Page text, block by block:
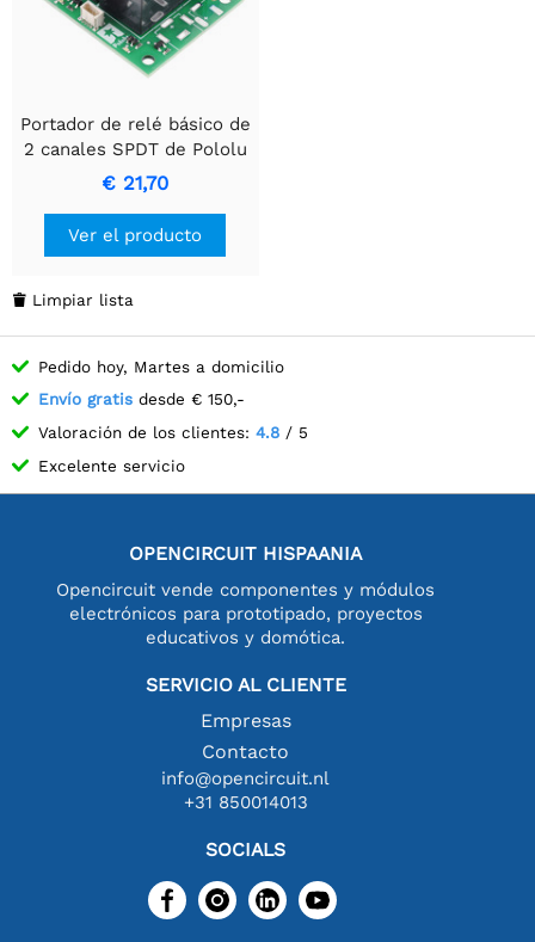
Portador de relé básico de
2 canales SPDT de Pololu
con relés de 12VDC,
bloques terminales y
conector de entrada
superior estilo JST SH.
€ 21,70
Ver el producto
 Limpiar lista
Pedido hoy, Martes a domicilio
Envío gratis desde € 150,-
Valoración de los clientes: 4.8 / 5
Excelente servicio
OPENCIRCUIT HISPAANIA
Opencircuit vende componentes y módulos
electrónicos para prototipado, proyectos
educativos y domótica.
SERVICIO AL CLIENTE
Empresas
Contacto
info@opencircuit.nl
+31 850014013
SOCIALS